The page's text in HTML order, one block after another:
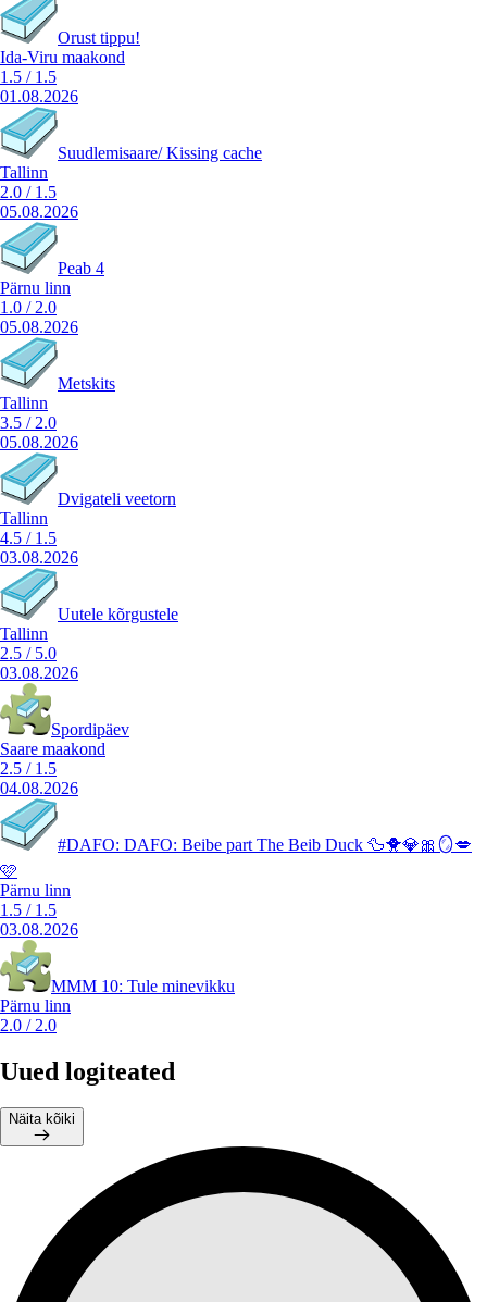
Orust tippu!
Ida-Viru maakond
1.5 / 1.5
01.08.2026
Suudlemisaare/ Kissing cache
Tallinn
2.0 / 1.5
05.08.2026
Peab 4
Pärnu linn
1.0 / 2.0
05.08.2026
Metskits
Tallinn
3.5 / 2.0
05.08.2026
Dvigateli veetorn
Tallinn
4.5 / 1.5
03.08.2026
Uutele kõrgustele
Tallinn
2.5 / 5.0
03.08.2026
Spordipäev
Saare maakond
2.5 / 1.5
04.08.2026
#DAFO: DAFO: Beibe part The Beib Duck 🦆🐥💎🎀🪞💋
🩷
Pärnu linn
1.5 / 1.5
03.08.2026
MMM 10: Tule minevikku
Pärnu linn
2.0 / 2.0
Uued logiteated
Näita kõiki